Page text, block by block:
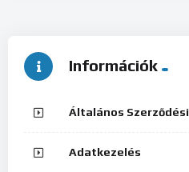
Információk
Általános
Adatkezelés